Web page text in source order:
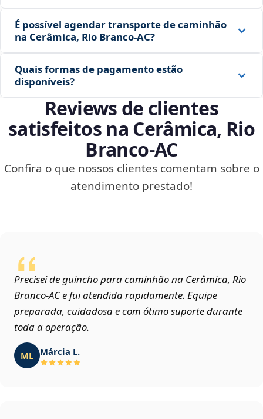
É possível agendar transporte de caminhão
na Cerâmica, Rio Branco‑AC?
Quais formas de pagamento estão
disponíveis?
Reviews de clientes
satisfeitos na Cerâmica, Rio
Branco‑AC
Confira o que nossos clientes comentam sobre o
atendimento prestado!
Precisei de guincho para caminhão na Cerâmica, Rio
Branco‑AC e fui atendida rapidamente. Equipe
preparada, cuidadosa e com ótimo suporte durante
toda a operação.
ML Márcia L.